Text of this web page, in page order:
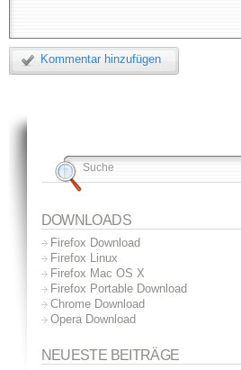
Kommentar hinzufügen
DOWNLOADS
Firefox Download
Firefox Linux
Firefox Mac OS X
Firefox Portable Download
Chrome Download
Opera Download
NEUESTE BEITRÄGE